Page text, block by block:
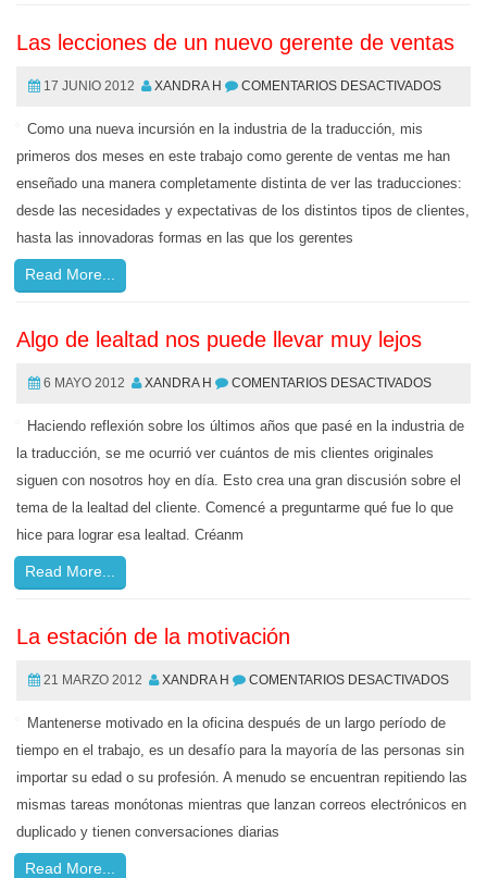
Las lecciones de un nuevo gerente de ventas
17 JUNIO 2012 XANDRA H COMENTARIOS DESACTIVADOS
Como una nueva incursión en la industria de la traducción, mis
primeros dos meses en este trabajo como gerente de ventas me han
enseñado una manera completamente distinta de ver las traducciones:
desde las necesidades y expectativas de los distintos tipos de clientes,
hasta las innovadoras formas en las que los gerentes
Read More...
Algo de lealtad nos puede llevar muy lejos
6 MAYO 2012 XANDRA H COMENTARIOS DESACTIVADOS
Haciendo reflexión sobre los últimos años que pasé en la industria de
la traducción, se me ocurrió ver cuántos de mis clientes originales
siguen con nosotros hoy en día. Esto crea una gran discusión sobre el
tema de la lealtad del cliente. Comencé a preguntarme qué fue lo que
hice para lograr esa lealtad. Créanm
Read More...
La estación de la motivación
21 MARZO 2012 XANDRA H COMENTARIOS DESACTIVADOS
Mantenerse motivado en la oficina después de un largo período de
tiempo en el trabajo, es un desafío para la mayoría de las personas sin
importar su edad o su profesión. A menudo se encuentran repitiendo las
mismas tareas monótonas mientras que lanzan correos electrónicos en
duplicado y tienen conversaciones diarias
Read More...